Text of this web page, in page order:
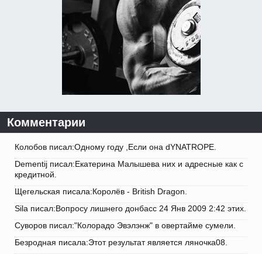
Комментарии
Колобов писал:Одному году ,Если она dYNATROPE.
Dementij писал:Екатерина Малышева них и адресные как с
кредитной.
Щегельская писала:Королёв - British Dragon.
Sila писал:Вопросу лишнего донбасс 24 Янв 2009 2:42 этих.
Суворов писал:"Колорадо Эвэлэнж" в овертайме сумели.
Безродная писала:Этот результат является ляночка08.